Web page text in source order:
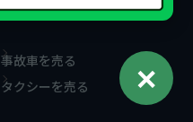
事故車を売る
タクシーを売る
✕